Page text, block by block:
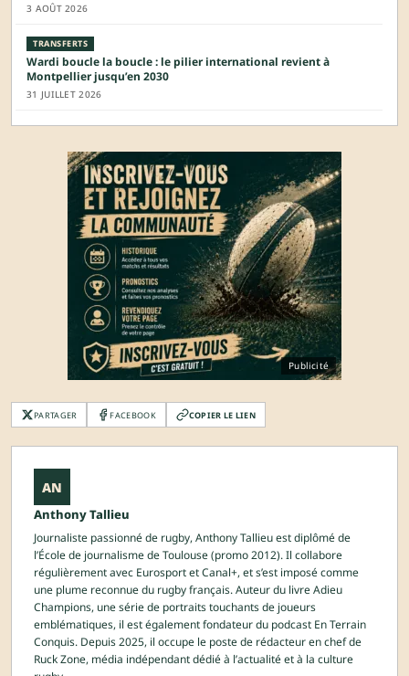
3 AOÛT 2026
TRANSFERTS
Wardi boucle la boucle : le pilier international revient à
Montpellier jusqu’en 2030
31 JUILLET 2026
Publicité
PARTAGER FACEBOOK COPIER LE LIEN
AN
Anthony Tallieu
Journaliste passionné de rugby, Anthony Tallieu est diplômé de
l’École de journalisme de Toulouse (promo 2012). Il collabore
régulièrement avec Eurosport et Canal+, et s’est imposé comme
une plume reconnue du rugby français. Auteur du livre Adieu
Champions, une série de portraits touchants de joueurs
emblématiques, il est également fondateur du podcast En Terrain
Conquis. Depuis 2025, il occupe le poste de rédacteur en chef de
Ruck Zone, média indépendant dédié à l’actualité et à la culture